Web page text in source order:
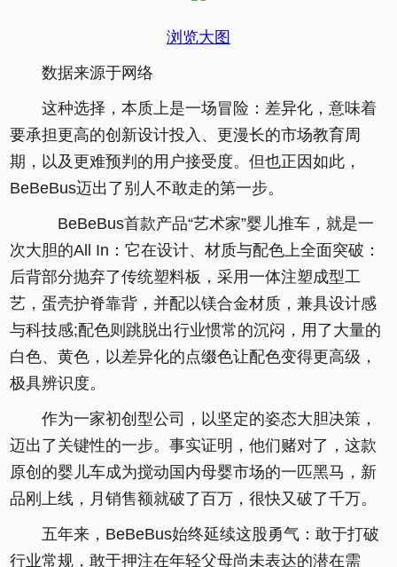
浏览大图
数据来源于网络
这种选择，本质上是一场冒险：差异化，意味着
要承担更高的创新设计投入、更漫长的市场教育周
期，以及更难预判的用户接受度。但也正因如此，
BeBeBus迈出了别人不敢走的第一步。
BeBeBus首款产品“艺术家”婴儿推车，就是一
次大胆的All In：它在设计、材质与配色上全面突破：
后背部分抛弃了传统塑料板，采用一体注塑成型工
艺，蛋壳护脊靠背，并配以镁合金材质，兼具设计感
与科技感;配色则跳脱出行业惯常的沉闷，用了大量的
白色、黄色，以差异化的点缀色让配色变得更高级，
极具辨识度。
作为一家初创型公司，以坚定的姿态大胆决策，
迈出了关键性的一步。事实证明，他们赌对了，这款
原创的婴儿车成为搅动国内母婴市场的一匹黑马，新
品刚上线，月销售额就破了百万，很快又破了千万。
五年来，BeBeBus始终延续这股勇气：敢于打破
行业常规，敢于押注在年轻父母尚未表达的潜在需